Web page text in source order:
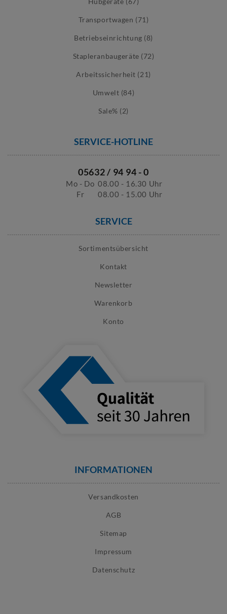
Transportwagen (71)
Betriebseinrichtung (8)
Stapleranbaugeräte (72)
Arbeitssicherheit (21)
Umwelt (84)
Sale% (2)
SERVICE-HOTLINE
05632 / 94 94 - 0
Mo - Do 08.00 - 16.30 Uhr
Fr
08.00 - 15.00 Uhr
SERVICE
Sortimentsübersicht
Kontakt
Newsletter
Warenkorb
Konto
INFORMATIONEN
Versandkosten
AGB
Sitemap
Impressum
Datenschutz